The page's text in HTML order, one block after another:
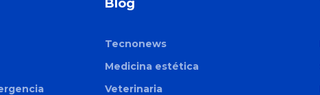
Blog
Tecnonews
Medicina estética
Veterinaria